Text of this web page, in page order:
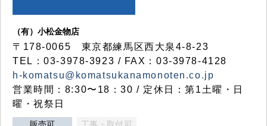
（有）小松金物店
〒178-0065 東京都練馬区西大泉4-8-23
TEL：03-3978-3923 / FAX：03-3978-4128
h-komatsu@komatsukanamonoten.co.jp
営業時間：8:30〜18：30 / 定休日：第1土曜・日
曜・祝祭日